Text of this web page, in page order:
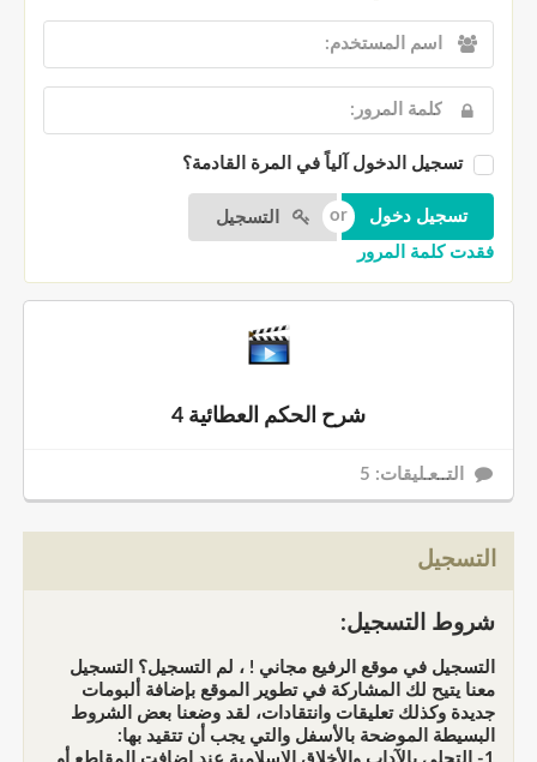
تسجيل الدخول آلياً في المرة القادمة؟
التسجيل
فقدت كلمة المرور
شرح الحكم العطائية 4
التــعـليقات: 5
التسجيل
شروط التسجيل:
التسجيل في موقع الرفيع مجاني ! ، لم التسجيل؟ التسجيل
معنا يتيح لك المشاركة في تطوير الموقع بإضافة ألبومات
جديدة وكذلك تعليقات وانتقادات، لقد وضعنا بعض الشروط
البسيطة الموضحة بالأسفل والتي يجب أن تتقيد بها: